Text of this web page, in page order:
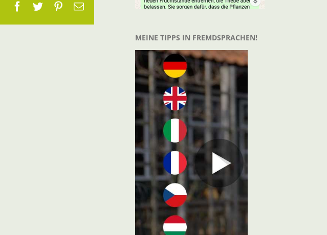
Facebook
TwitterPinterest
E-
MEINE TIPPS IN FREMDSPRACHEN!